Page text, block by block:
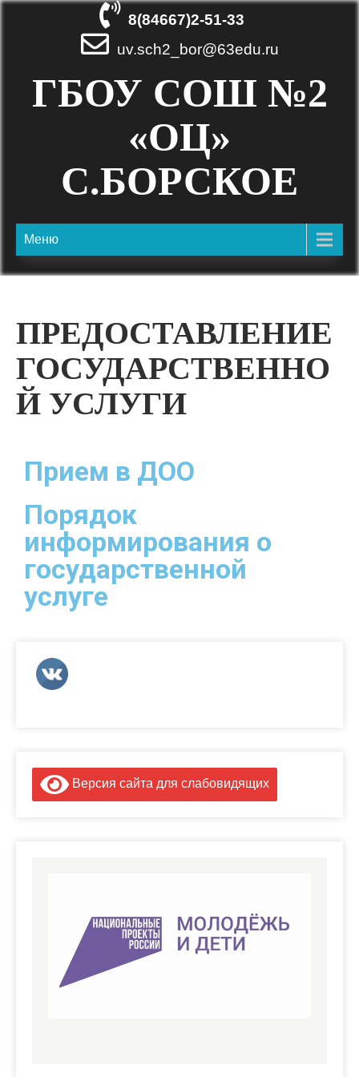
8(84667)2-51-33
uv.sch2_bor@63edu.ru
ГБОУ СОШ №2
«ОЦ»
С.БОРСКОЕ
Меню
ПРЕДОСТАВЛЕНИЕ
ГОСУДАРСТВЕННО
Й УСЛУГИ
Прием в ДОО
Порядок
информирования о
государственной
услуге
Версия сайта для слабовидящих